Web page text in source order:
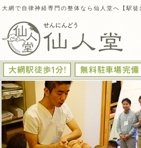
大網で自律神経専門の整体なら仙人堂へ【駅徒